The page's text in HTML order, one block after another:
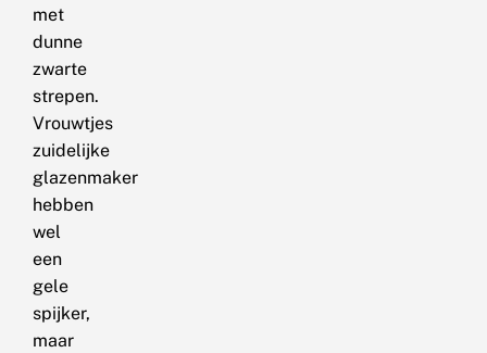
met
dunne
zwarte
strepen.
Vrouwtjes
zuidelijke
glazenmaker
hebben
wel
een
gele
spijker,
maar